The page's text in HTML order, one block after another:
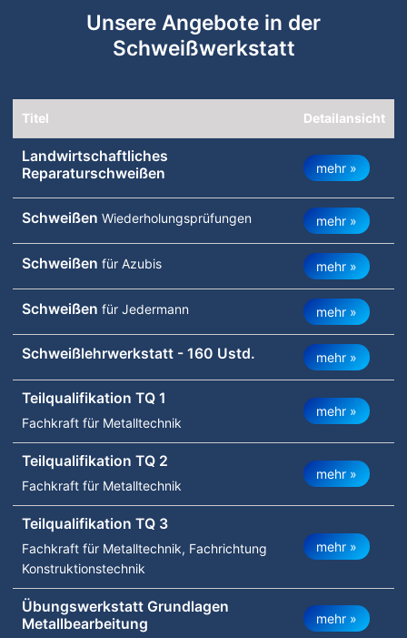
Unsere Angebote in der
Schweißwerkstatt
Titel Detailansicht
Landwirtschaftliches
Reparaturschweißen
mehr »
Schweißen Wiederholungsprüfungen mehr »
Schweißen für Azubis mehr »
Schweißen für Jedermann mehr »
Schweißlehrwerkstatt - 160 Ustd. mehr »
Teilqualifikation TQ 1
Fachkraft für Metalltechnik
mehr »
Teilqualifikation TQ 2
Fachkraft für Metalltechnik
mehr »
Teilqualifikation TQ 3
Fachkraft für Metalltechnik, Fachrichtung
Konstruktionstechnik
mehr »
Übungswerkstatt Grundlagen
Metallbearbeitung
mehr »